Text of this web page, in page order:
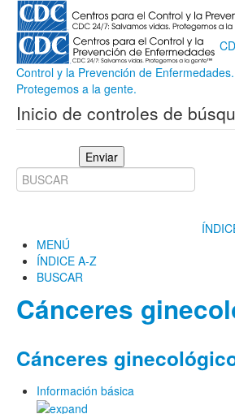
Control y la Prevención de
Protegemos a la gente.
Inicio de controles de
Enviar
MENÚ
ÍNDICE A-Z
BUSCAR
Cánceres
Cánceres
Información básica